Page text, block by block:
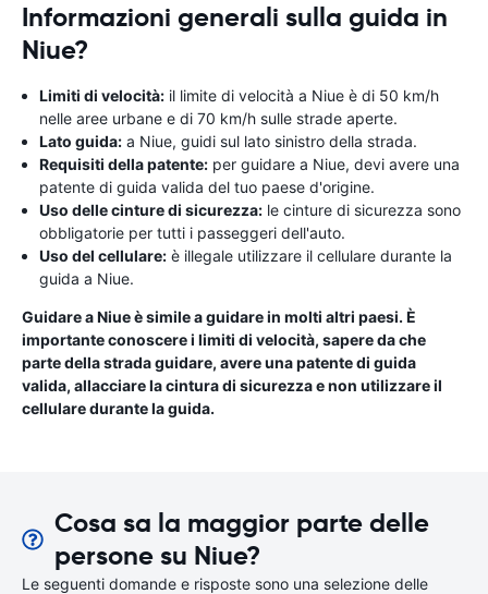
Informazioni generali sulla guida in
Niue?
Limiti di velocità: il limite di velocità a Niue è di 50 km/h
nelle aree urbane e di 70 km/h sulle strade aperte.
Lato guida: a Niue, guidi sul lato sinistro della strada.
Requisiti della patente: per guidare a Niue, devi avere una
patente di guida valida del tuo paese d'origine.
Uso delle cinture di sicurezza: le cinture di sicurezza sono
obbligatorie per tutti i passeggeri dell'auto.
Uso del cellulare: è illegale utilizzare il cellulare durante la
guida a Niue.
Guidare a Niue è simile a guidare in molti altri paesi. È
importante conoscere i limiti di velocità, sapere da che
parte della strada guidare, avere una patente di guida
valida, allacciare la cintura di sicurezza e non utilizzare il
cellulare durante la guida.
Cosa sa la maggior parte delle
persone su Niue?
Le seguenti domande e risposte sono una selezione delle